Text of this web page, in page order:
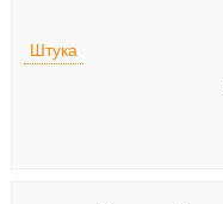
Штука